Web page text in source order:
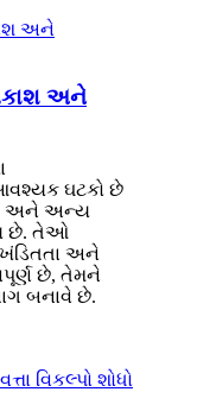
અને
ઘટકો છે
અને અન્ય
છે. તેઓ
અને
છે, તેમને
બનાવે છે.